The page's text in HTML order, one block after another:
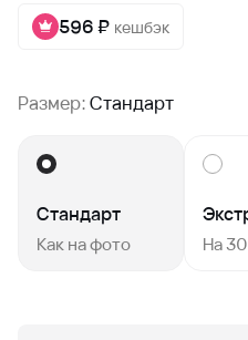
596 ₽ кешбэк
Размер:Стандарт
Стандарт
Как на фото На